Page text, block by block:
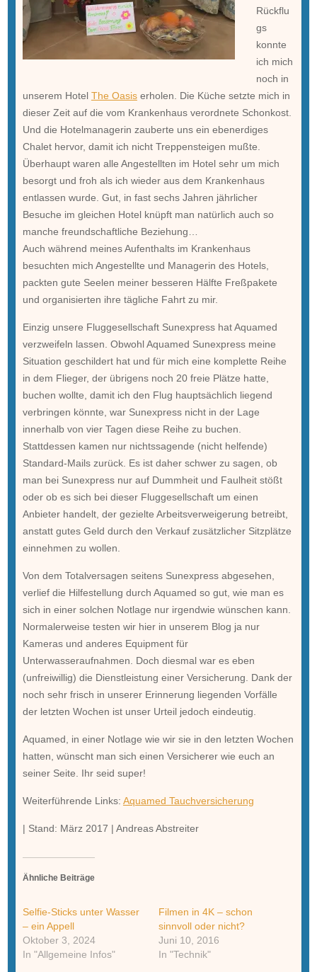
Rückflu
gs
konnte
ich mich
noch in
unserem Hotel The Oasiserholen. Die Küche setzte mich in
dieser Zeit auf die vom Krankenhaus verordnete Schonkost.
Und die Hotelmanagerin zauberte uns ein ebenerdiges
Chalet hervor, damit ich nicht Treppensteigen mußte.
Überhaupt waren alle Angestellten im Hotel sehr um mich
besorgt und froh als ich wieder aus dem Krankenhaus
entlassen wurde. Gut, in fast sechs Jahren jährlicher
Besuche im gleichen Hotel knüpft man natürlich auch so
manche freundschaftliche Beziehung…
Auch während meines Aufenthalts im Krankenhaus
besuchten mich Angestellte und Managerin des Hotels,
packten gute Seelen meiner besseren Hälfte Freßpakete
und organisierten ihre tägliche Fahrt zu mir.
Einzig unsere Fluggesellschaft Sunexpress hat Aquamed
verzweifeln lassen. Obwohl Aquamed Sunexpress meine
Situation geschildert hat und für mich eine komplette Reihe
in dem Flieger, der übrigens noch 20 freie Plätze hatte,
buchen wollte, damit ich den Flug hauptsächlich liegend
verbringen könnte, war Sunexpress nicht in der Lage
innerhalb von vier Tagen diese Reihe zu buchen.
Stattdessen kamen nur nichtssagende (nicht helfende)
Standard-Mails zurück. Es ist daher schwer zu sagen, ob
man bei Sunexpress nur auf Dummheit und Faulheit stößt
oder ob es sich bei dieser Fluggesellschaft um einen
Anbieter handelt, der gezielte Arbeitsverweigerung betreibt,
anstatt gutes Geld durch den Verkauf zusätzlicher Sitzplätze
einnehmen zu wollen.
Von dem Totalversagen seitens Sunexpress abgesehen,
verlief die Hilfestellung durch Aquamed so gut, wie man es
sich in einer solchen Notlage nur irgendwie wünschen kann.
Normalerweise testen wir hier in unserem Blog ja nur
Kameras und anderes Equipment für
Unterwasseraufnahmen. Doch diesmal war es eben
(unfreiwillig) die Dienstleistung einer Versicherung. Dank der
noch sehr frisch in unserer Erinnerung liegenden Vorfälle
der letzten Wochen ist unser Urteil jedoch eindeutig.
Aquamed, in einer Notlage wie wir sie in den letzten Wochen
hatten, wünscht man sich einen Versicherer wie euch an
seiner Seite. Ihr seid super!
Weiterführende Links: Aquamed Tauchversicherung
| Stand: März 2017 | Andreas Abstreiter
Ähnliche Beiträge
Selfie-Sticks unter Wasser
– ein Appell
Oktober 3, 2024
In "Allgemeine Infos"
Filmen in 4K – schon
sinnvoll oder nicht?
Juni 10, 2016
In "Technik"